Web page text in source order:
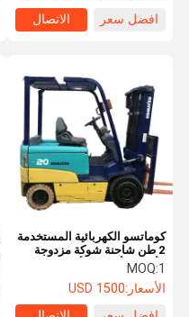
افضل سعر
الاتصال
كوماتسو الكهربائية المستخدمة
2 طن شاحنة شوكة مزدوجة
الألوان الأصفر والأخضر ارتفاع
أنحاء العالم التسليم
MOQ:1
الأسعار:1500 USD